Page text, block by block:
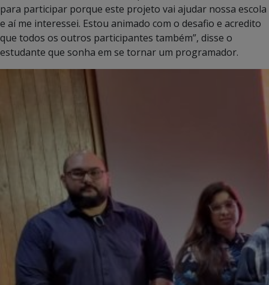
para participar porque este projeto vai ajudar nossa escola
e aí me interessei. Estou animado com o desafio e acredito
que todos os outros participantes também”, disse o
estudante que sonha em se tornar um programador.